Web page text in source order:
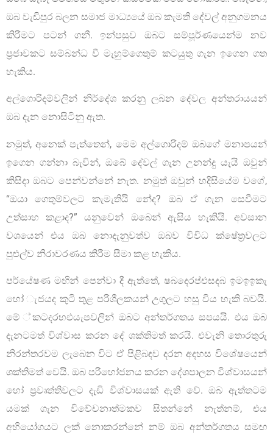
ඔබ වැඩිපුර බලන සමාජ මාධ්‍යයේ ඔබ කැමති දේවල් අනුගමනය
කිරීමට පටන් ගනී. ඉන්පසුව ඔබට සම්පූර්ණයෙන්ම නව
ප්‍රජාවකට සම්බන්ධ වී මැහුම්ගෙතුම් කටයුතු ගැන ඉගෙන ගත
හැකිය.
අල්ගොරිදම්වලින් නිර්දේශ කරනු ලබන දේවල අන්තරායයන්
ඔබ දැන නොසිටිනු ඇත.
නමුත්, අනෙක් පැත්තෙන්, මෙම අල්ගොරිදම් ඔබගේ මනාපයන්
ඉගෙන ගන්නා බැවින්, ඔබේ දේවල් ගැන උනන්දු යැයි ඔවුන්
කිසිදා ඔබට පෙන්වන්නේ නැත. නමුත් ඔවුන් හදිසියේම වගේ,
“ඔයා ගෙතුම්වලට කැමැතියි නේද? ඔබ ඵ් ගැන සෙවීමට
උත්සාහ කළාද?” යනුවෙන් ඔබෙන් ඇසිය හැකියි. අවසාන
වශයෙන් එය ඔබ නොදැනුවත්ව ඔබව විවිධ ක්ෂේත්‍රවලට
පුළුල්ව නිරාවරණය කිරීම සීමා කළ හැකිය.
පර්යේෂණ මඟින් පෙන්වා දී ඇත්තේ, ෂබදෙරප්එසදබ ඉමඉඉකැ
හෝ ැජයද කුටි තුළ පරිශීලකයන් උගුලට හසු විය හැකි බවයි.
මේ ්කටදරහඑයැපවලින් ඔබට අන්තර්ගතය සපයයි. එය ඔබ
දැනටමත් විශ්වාස කරන දේ ශක්තිමත් කරයි. එවැනි තොරතුරු
නිරන්තරවම ලැබෙන විට ඒ පිළිබඳව දරන අදහස විශේෂයෙන්
ශක්තිමත් වෙයි. ඔබ පරිභෝජනය කරන දේශපාලන විශ්වාසයන්
හෝ ප්‍රවෘත්තිවලට දැඩි විශ්වාසයක් ඇති වේ. ඔබ ඇත්තටම
යමක් ගැන විවේචනාත්මකව සිතන්නේ නැත්නම්, එය
අභියෝගයට ලක් නොකරන්නේ නම් ඔබ අන්තර්ගතය සමඟ